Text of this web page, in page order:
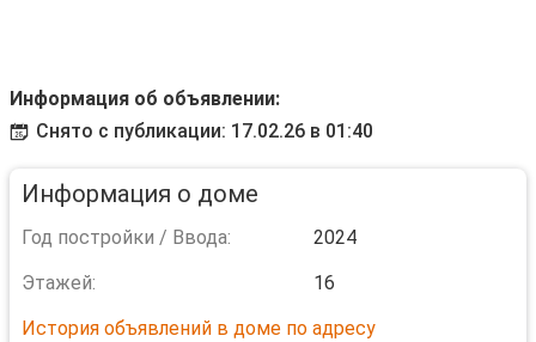
Информация об объявлении:
Снято с публикации: 17.02.26 в 01:40
Информация о доме
Год постройки / Ввода:
2024
Этажей:
16
История объявлений в доме по адресу